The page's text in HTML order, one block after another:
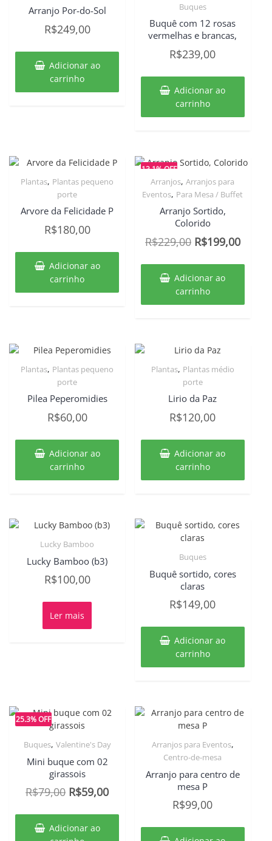
Arranjo Por-do-Sol
R$249,00
Adicionar ao
carrinho
Buques
Buquê com 12 rosas
vermelhas e brancas,
R$239,00
Adicionar ao
carrinho
Plantas, Plantas pequeno
porte
Arvore da Felicidade P
R$180,00
Adicionar ao
carrinho
13.1% OFF
Arranjos,Arranjos para
Eventos, Para Mesa / Buffet
Arranjo Sortido,
Colorido
R$229,00 O
original
era:
R$229,00.
R$199,00O
Adicionar ao
carrinho
Plantas, Plantas pequeno
porte
Pilea Peperomidies
R$60,00
Adicionar ao
carrinho
Plantas, Plantas médio
porte
Lirio da Paz
R$120,00
Adicionar ao
carrinho
Lucky Bamboo
Lucky Bamboo (b3)
R$100,00
Ler mais
Buques
Buquê sortido, cores
claras
R$149,00
Adicionar ao
carrinho
25.3% OFF
Buques, Valentine's Day
Mini buque com 02
girassois
R$79,00 O
original
R$59,00O
Adicionar ao
Arranjos para Eventos,
Centro-de-mesa
Arranjo para centro de
mesa P
R$99,00